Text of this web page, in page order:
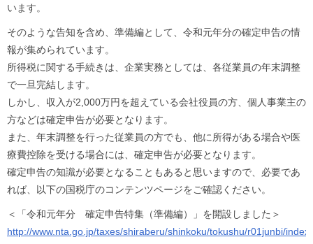
います。
そのような告知を含め、準備編として、令和元年分の確定申告の情
報が集められています。​
所得税に関する手続きは、企業実務としては、各従業員の年末調整
で一旦完結します。
しかし、収入が2,000万円を超えている会社役員の方、個人事業主の
方などは確定申告が必要となります。
また、年末調整を行った従業員の方でも、他に所得がある場合や医
療費控除を受ける場合には、確定申告が必要となります。
確定申告の知識が必要となることもあると思いますので、必要であ
れば、以下の国税庁のコンテンツページをご確認ください。
＜「令和元年分 確定申告特集（準備編）」を開設しました＞
http://www.nta.go.jp/taxes/shiraberu/shinkoku/tokushu/r01junbi/